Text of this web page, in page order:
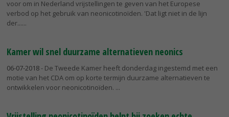
voor om in Nederland vrijstellingen te geven van het Europese
verbod op het gebruik van neonicotinoïden. 'Dat ligt niet in de lijn
der...
Kamer wil snel duurzame alternatieven neonics
06-07-2018- De Tweede Kamer heeft donderdag ingestemd met een
motie van het CDA om op korte termijn duurzame alternatieven te
ontwikkelen voor neonicotinoïden.